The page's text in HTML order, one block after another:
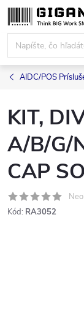
Prejsť
na
obsah
AIDC/POS
KIT,
A/B/G/
CAP
Kód: RA3052